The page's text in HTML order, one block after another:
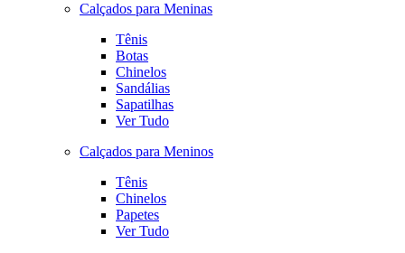
Calçados para Meninas
Tênis
Botas
Chinelos
Sandálias
Sapatilhas
Ver Tudo
Calçados para Meninos
Tênis
Chinelos
Papetes
Ver Tudo